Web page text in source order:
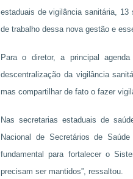
estaduais de vigilância sanitária, 13
de trabalho dessa nova gestão e
Para o diretor, a principal
descentralização da vigilância
mas compartilhar de fato o fazer
Nas secretarias estaduais de
Nacional de Secretários de
fundamental para fortalecer o
precisam ser mantidos”, ressaltou.